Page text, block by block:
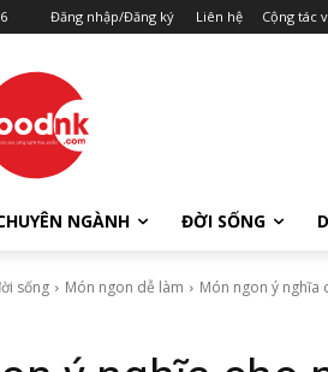
Đăng nhập/Đăng ký Liên hệ Cộng tác
NGÀNH ĐỜI SỐNG
sống Món ngon dễ làm Món ngon ý nghĩa